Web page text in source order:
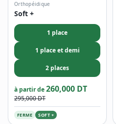
Orthopéidique
Soft +
1 place
1 place et demi
2 places
à partir de260,000 DT
295,000 DT
FERME SOFT +